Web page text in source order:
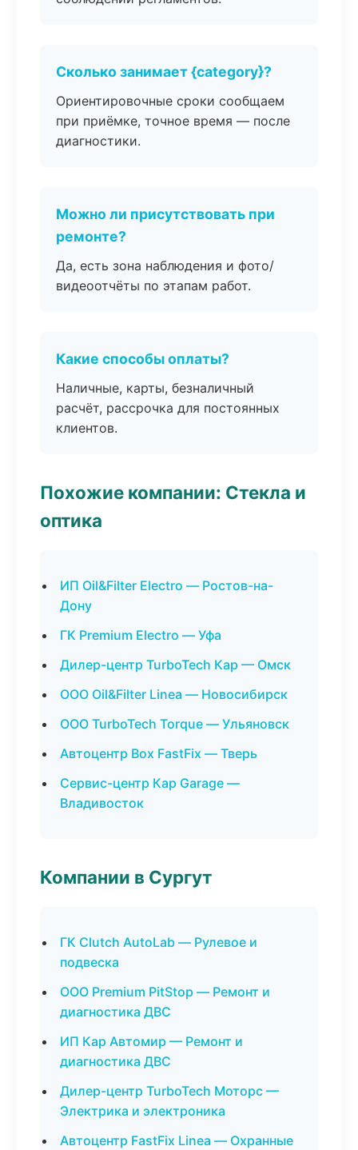
Сколько занимает {category}?
Ориентировочные сроки сообщаем
при приёмке, точное время — после
диагностики.
Можно ли присутствовать при
ремонте?
Да, есть зона наблюдения и фото/
видеоотчёты по этапам работ.
Какие способы оплаты?
Наличные, карты, безналичный
расчёт, рассрочка для постоянных
клиентов.
Похожие компании: Стекла и
оптика
ИП Oil&Filter Electro — Ростов-на-
Дону
ГК Premium Electro — Уфа
Дилер-центр TurboTech Кар — Омск
ООО Oil&Filter Linea — Новосибирск
ООО TurboTech Torque — Ульяновск
Автоцентр Box FastFix — Тверь
Сервис-центр Кар Garage —
Владивосток
Компании в Сургут
ГК Clutch AutoLab — Рулевое и
подвеска
ООО Premium PitStop — Ремонт и
диагностика ДВС
ИП Кар Автомир — Ремонт и
диагностика ДВС
Дилер-центр TurboTech Моторс —
Электрика и электроника
Автоцентр FastFix Linea — Охранные